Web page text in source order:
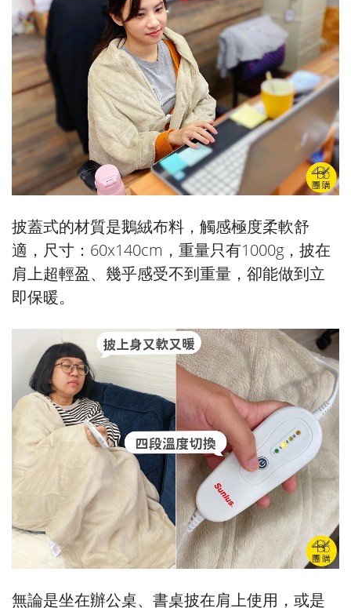
披蓋式的材質是鵝絨布料，觸感極度柔軟舒
適，尺寸：60x140cm，重量只有1000g，披在
肩上超輕盈、幾乎感受不到重量，卻能做到立
即保暖。
無論是坐在辦公桌、書桌披在肩上使用，或是